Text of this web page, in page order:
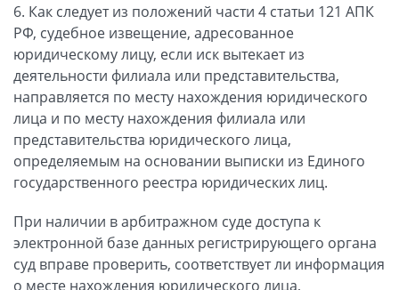
6. Как следует из положений части 4 статьи 121 АПК
РФ, судебное извещение, адресованное
юридическому лицу, если иск вытекает из
деятельности филиала или представительства,
направляется по месту нахождения юридического
лица и по месту нахождения филиала или
представительства юридического лица,
определяемым на основании выписки из Единого
государственного реестра юридических лиц.
При наличии в арбитражном суде доступа к
электронной базе данных регистрирующего органа
суд вправе проверить, соответствует ли информация
о месте нахождения юридического лица,